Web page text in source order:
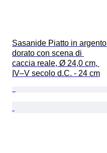
Sasanide Piatto in argento
dorato con scena di
caccia reale, Ø 24,0 cm,
IV–V secolo d.C. - 24 cm